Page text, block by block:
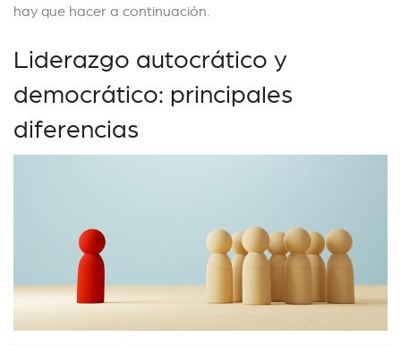
hay que hacer a continuación.
Liderazgo autocrático y
democrático: principales
diferencias